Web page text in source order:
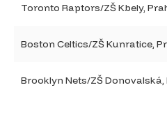
Toronto Raptors/ZŠ Kbely,
Boston Celtics/ZŠ Kunratice,
Brooklyn Nets/ZŠ Donovalská,